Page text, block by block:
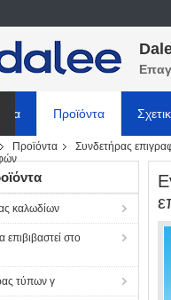
Προϊόντα
Προϊόντα Συνδετήρας
καλωδίων
επιβιβαστεί στο
τύπων γ